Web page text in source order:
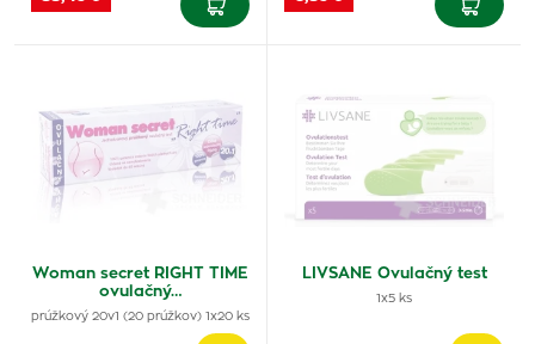
Woman secret RIGHT TIME
ovulačný…
prúžkový 20v1 (20 prúžkov) 1x20 ks
LIVSANE Ovulačný test
1x5 ks